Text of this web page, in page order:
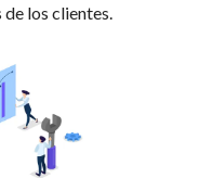
de los clientes.